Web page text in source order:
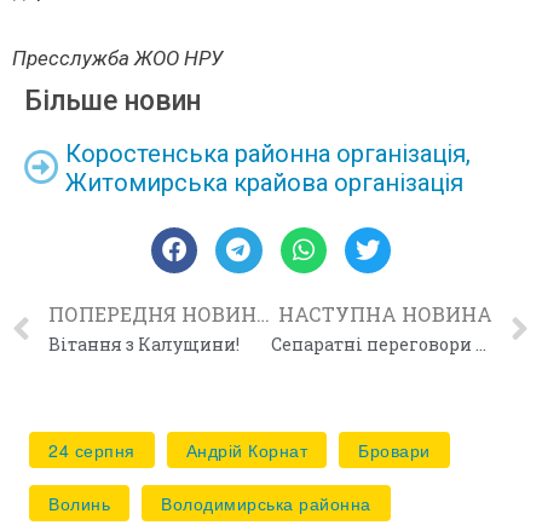
Пресслужба ЖОО НРУ
Більше новин
Коростенська районна організація,
Житомирська крайова організація
ПОПЕРЕДНЯ НОВИНА
Вітання з Калущини!
НАСТУПНА НОВИНА
Сепаратні переговори у Львівській обласній раді
24 серпня Андрій Корнат Бровари
Волинь Володимирська районна